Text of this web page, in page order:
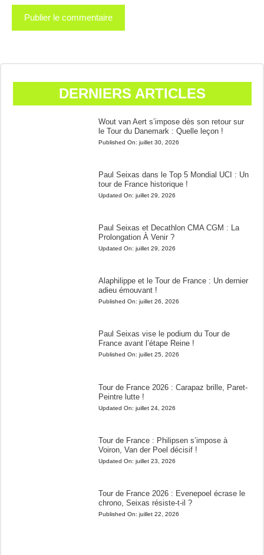
DERNIERS ARTICLES
Wout van Aert s’impose dès son retour sur
le Tour du Danemark : Quelle leçon !
Published On: juillet 30, 2026
Paul Seixas dans le Top 5 Mondial UCI : Un
tour de France historique !
Updated On: juillet 29, 2026
Paul Seixas et Decathlon CMA CGM : La
Prolongation À Venir ?
Updated On: juillet 29, 2026
Alaphilippe et le Tour de France : Un dernier
adieu émouvant !
Published On: juillet 26, 2026
Paul Seixas vise le podium du Tour de
France avant l’étape Reine !
Published On: juillet 25, 2026
Tour de France 2026 : Carapaz brille, Paret-
Peintre lutte !
Updated On: juillet 24, 2026
Tour de France : Philipsen s’impose à
Voiron, Van der Poel décisif !
Updated On: juillet 23, 2026
Tour de France 2026 : Evenepoel écrase le
chrono, Seixas résiste-t-il ?
Published On: juillet 22, 2026